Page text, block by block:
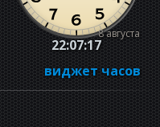
22:07:18
8 августа
виджет часов